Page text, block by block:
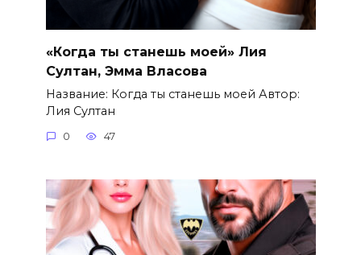
«Когда ты станешь моей» Лия
Султан, Эмма Власова
Название: Когда ты станешь моей Автор:
Лия Султан
0 47